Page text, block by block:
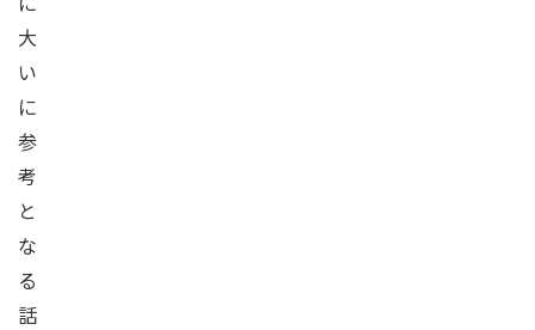
大
い
に
参
考
と
な
る
話